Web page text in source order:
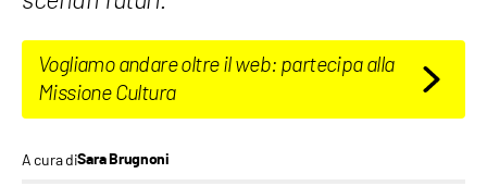
Vogliamo andare oltre il web: partecipa alla
Missione Cultura
A cura diSara Brugnoni